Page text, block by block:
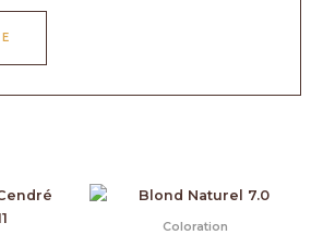
Coloration